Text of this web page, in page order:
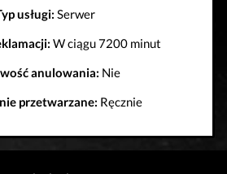
usługi: Serwer
W ciągu 7200 minut
anulowania: Nie
przetwarzane: Ręcznie